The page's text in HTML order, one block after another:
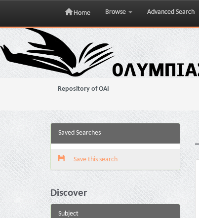
Skip
navigation
Home Browse Advanced Search
Repository of OAI
Saved Searches
Save this search
Discover
Subject